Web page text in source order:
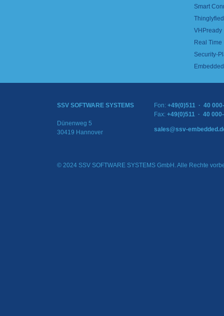
Smart
VHPready
Real
Security-
SSV SOFTWARE SYSTEMS
Dünenweg 5
30419 Hannover
Fon: +49(0)511 · 40
Fax: +49(0)511 · 40
sales@ssv-
© 2024 SSV SOFTWARE SYSTEMS GmbH. Alle Rechte